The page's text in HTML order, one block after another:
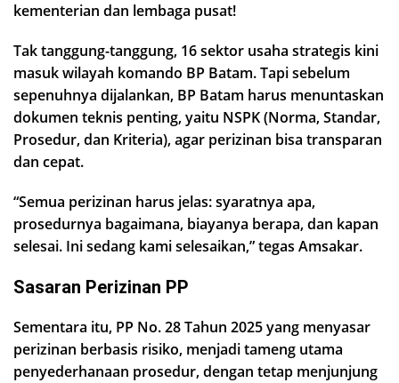
kementerian dan lembaga pusat!
Tak tanggung-tanggung, 16 sektor usaha strategis kini
masuk wilayah komando BP Batam. Tapi sebelum
sepenuhnya dijalankan, BP Batam harus menuntaskan
dokumen teknis penting, yaitu NSPK (Norma, Standar,
Prosedur, dan Kriteria), agar perizinan bisa transparan
dan cepat.
“Semua perizinan harus jelas: syaratnya apa,
prosedurnya bagaimana, biayanya berapa, dan kapan
selesai. Ini sedang kami selesaikan,” tegas Amsakar.
Sasaran Perizinan PP
Sementara itu, PP No. 28 Tahun 2025 yang menyasar
perizinan berbasis risiko, menjadi tameng utama
penyederhanaan prosedur, dengan tetap menjunjung